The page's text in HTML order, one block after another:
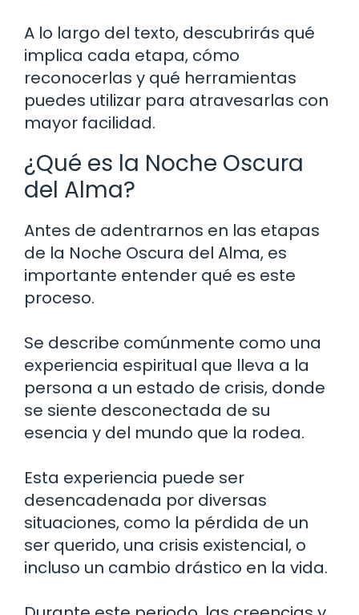
A lo largo del texto, descubrirás qué
implica cada etapa, cómo
reconocerlas y qué herramientas
puedes utilizar para atravesarlas con
mayor facilidad.
¿Qué es la Noche Oscura
del Alma?
Antes de adentrarnos en las etapas
de la Noche Oscura del Alma, es
importante entender qué es este
proceso.
Se describe comúnmente como una
experiencia espiritual que lleva a la
persona a un estado de crisis, donde
se siente desconectada de su
esencia y del mundo que la rodea.
Esta experiencia puede ser
desencadenada por diversas
situaciones, como la pérdida de un
ser querido, una crisis existencial, o
incluso un cambio drástico en la vida.